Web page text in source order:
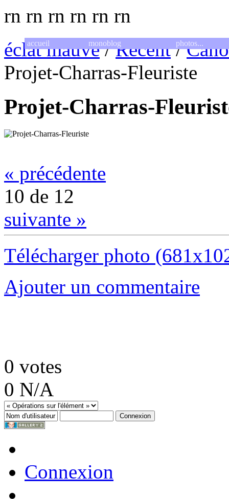
rn rn rn rn rn rn
accueil monoblog photos...
éclat mauve/Récent/
Projet-Charras-Fleuriste
Projet-Charras-
« précédente
10 de 12
suivante »
Télécharger photo
Ajouter un commentaire
0 votes
0 N/A
Connexion